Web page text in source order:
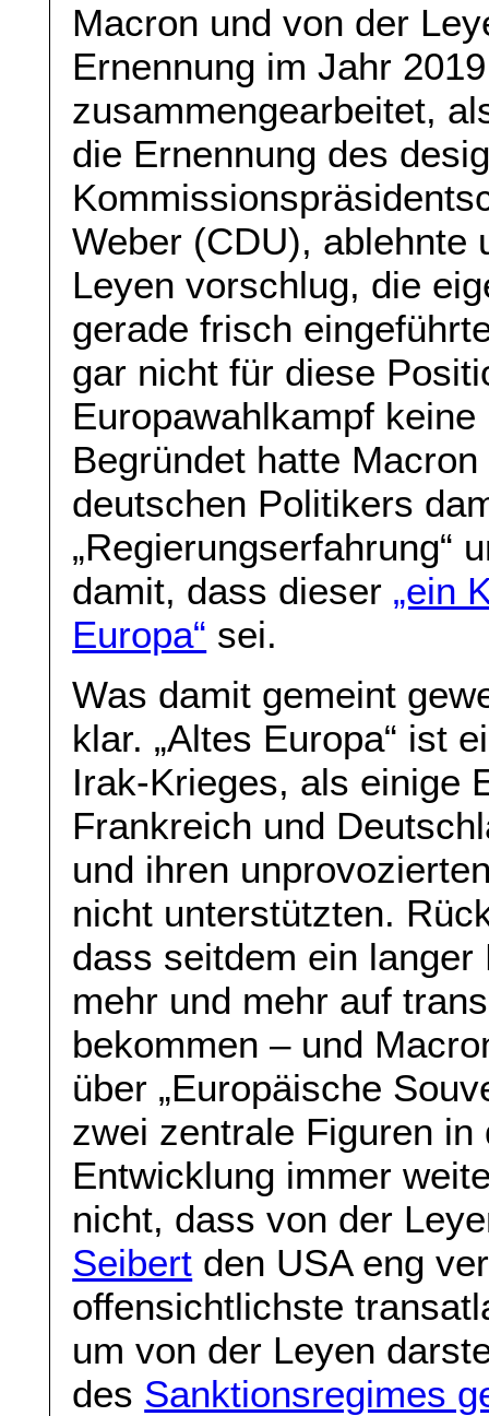
Macron und von der
Ernennung im Jahr
zusammengearbeitet,
die Ernennung des
Weber (CDU), ablehnte
Leyen vorschlug, die
gerade frisch
gar nicht für diese
Europawahlkampf
Begründet hatte
deutschen Politikers
„Regierungserfahrung“
damit, dass dieser „ein
Europa“ sei.
Was damit gemeint
klar. „Altes Europa“ ist
Irak-Krieges, als einige
Frankreich und
und ihren
nicht unterstützten.
dass seitdem ein
mehr und mehr auf
bekommen – und
über „Europäische
zwei zentrale Figuren
Entwicklung immer
nicht, dass von der
Seibert den USA eng
offensichtlichste
um von der Leyen
des Sanktionsregimes